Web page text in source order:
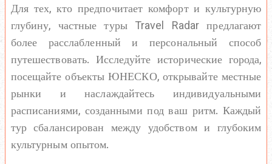
Для тех, кто предпочитает комфорт и культурную
глубину, частные туры Travel Radar предлагают
более расслабленный и персональный способ
путешествовать. Исследуйте исторические города,
посещайте объекты ЮНЕСКО, открывайте местные
рынки и наслаждайтесь индивидуальными
расписаниями, созданными под ваш ритм. Каждый
тур сбалансирован между удобством и глубоким
культурным опытом.